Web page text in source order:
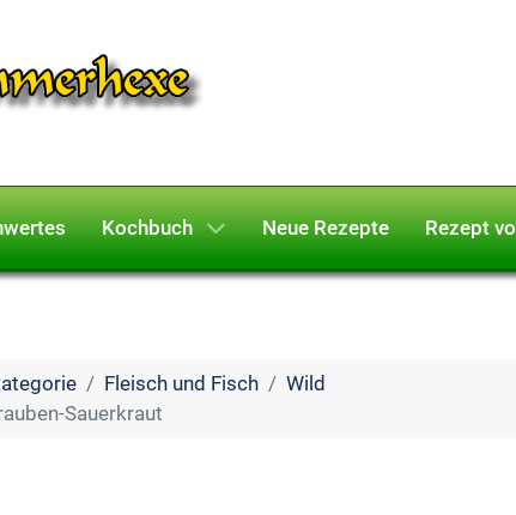
Kochbuch Neue Rezepte Rezept
Fleisch und Fisch
Wild
Sauerkraut